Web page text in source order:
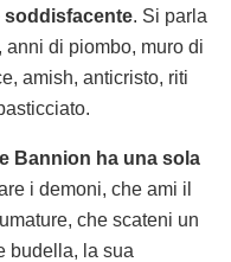
soddisfacente. Si parla
anni di piombo, muro di
amish, anticristo, riti
Bannion ha una sola
i demoni, che ami il
che scateni un
budella, la sua